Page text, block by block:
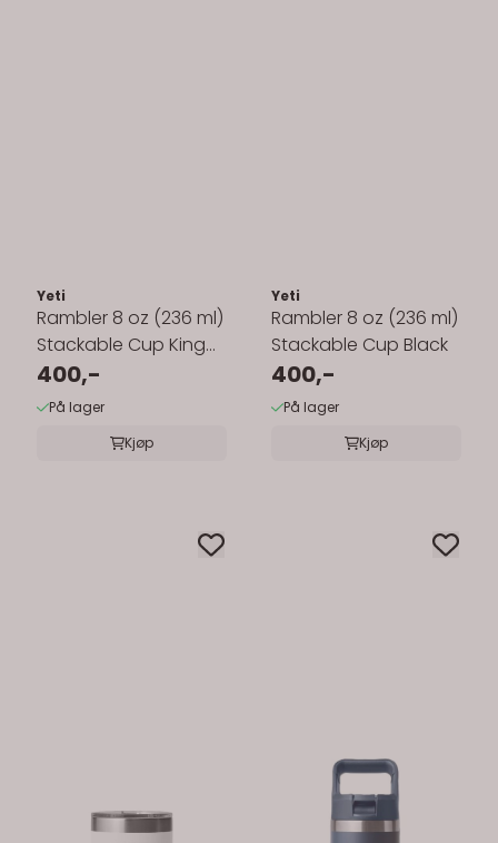
Yeti
Rambler 8 oz (236 ml)
Stackable Cup King
Crab
400,-
På lager
Kjøp
Yeti
Rambler 8 oz (236 ml)
Stackable Cup Black
400,-
På lager
Kjøp